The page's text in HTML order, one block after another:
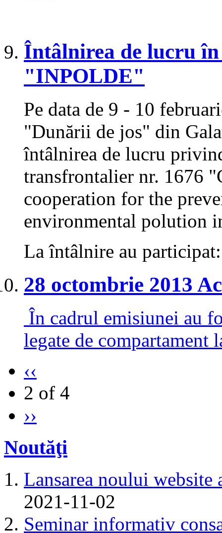
Întâlnirea de lucru
"INPOLDE"
Pe data de 9 - 10
"Dunării de jos" din
întâlnirea de lucru
transfrontalier nr. 1676
cooperation for the
environmental polution
La întâlnire au participat:
28 octombrie 2013
În cadrul emisiunei au
legate de compartament
‹‹
2 of 4
››
Noutăţi
Lansarea noului website
2021-11-02
Seminar informativ